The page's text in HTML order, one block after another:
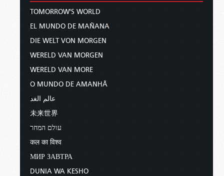
TOMORROW'S WORLD
EL MUNDO DE MAÑANA
DIE WELT VON MORGEN
WERELD VAN MORGEN
WERELD VAN MORE
O MUNDO DE AMANHÃ
عالم الغد
未来世界
עולם המחר
कल का विश्व
МИР ЗАВТРА
DUNIA WA KESHO